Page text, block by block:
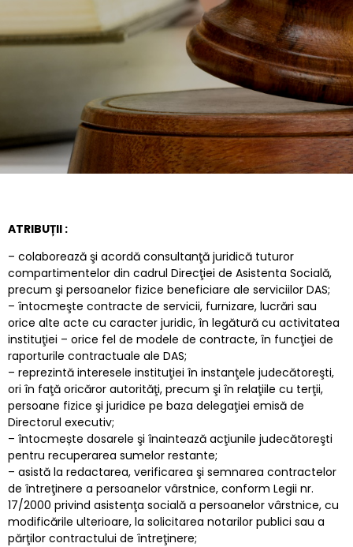
ATRIBUȚII :
– colaborează şi acordă consultanţă juridică tuturor
compartimentelor din cadrul Direcţiei de Asistenta Socială,
precum şi persoanelor fizice beneficiare ale serviciilor DAS;
– întocmeşte contracte de servicii, furnizare, lucrări sau
orice alte acte cu caracter juridic, în legătură cu activitatea
instituţiei – orice fel de modele de contracte, în funcţiei de
raporturile contractuale ale DAS;
– reprezintă interesele instituţiei în instanţele judecătoreşti,
ori în faţă oricăror autorităţi, precum şi în relaţiile cu terţii,
persoane fizice şi juridice pe baza delegaţiei emisă de
Directorul executiv;
– întocmește dosarele şi înaintează acţiunile judecătoreşti
pentru recuperarea sumelor restante;
– asistă la redactarea, verificarea şi semnarea contractelor
de întreţinere a persoanelor vârstnice, conform Legii nr.
17/2000 privind asistenţa socială a persoanelor vârstnice, cu
modificările ulterioare, la solicitarea notarilor publici sau a
părţilor contractului de întreţinere;